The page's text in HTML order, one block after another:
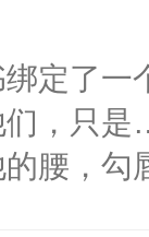
绑定了一
们，只是
的腰，勾